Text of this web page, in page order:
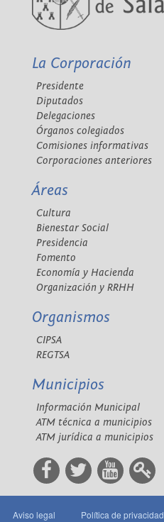
La Corporación
Presidente
Diputados
Delegaciones
Órganos colegiados
Comisiones informativas
Corporaciones anteriores
Áreas
Cultura
Bienestar Social
Presidencia
Fomento
Economía y Hacienda
Organización y RRHH
Organismos
CIPSA
REGTSA
Municipios
Información Municipal
ATM técnica a municipios
ATM jurídica a municipios
Aviso legal Política de privacidad